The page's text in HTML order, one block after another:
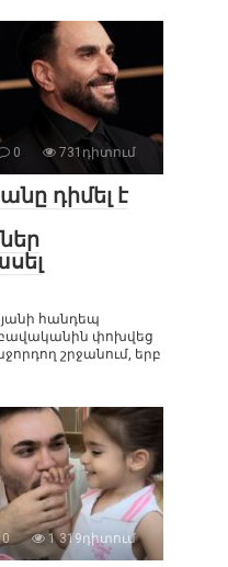
0 731դիտում
դիմել է
հանդեպ
բավականին փոխվեց
շրջանում, երբ
0 1 319դիտում